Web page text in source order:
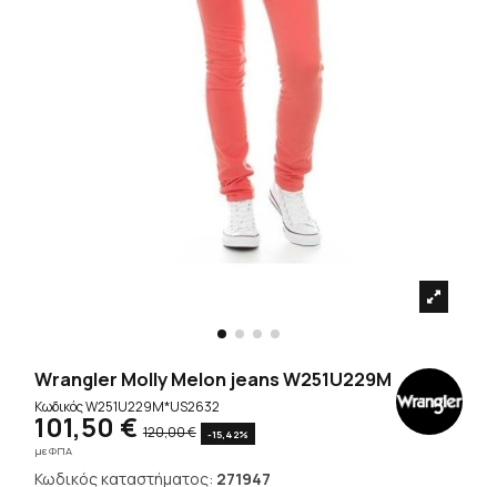
Wrangler Molly Melon jeans W251U229M
ΚωδικόςW251U229M*US2632
101,50 € 120,00 €
-15,42%
με ΦΠΑ
Κωδικός καταστήματος: 271947